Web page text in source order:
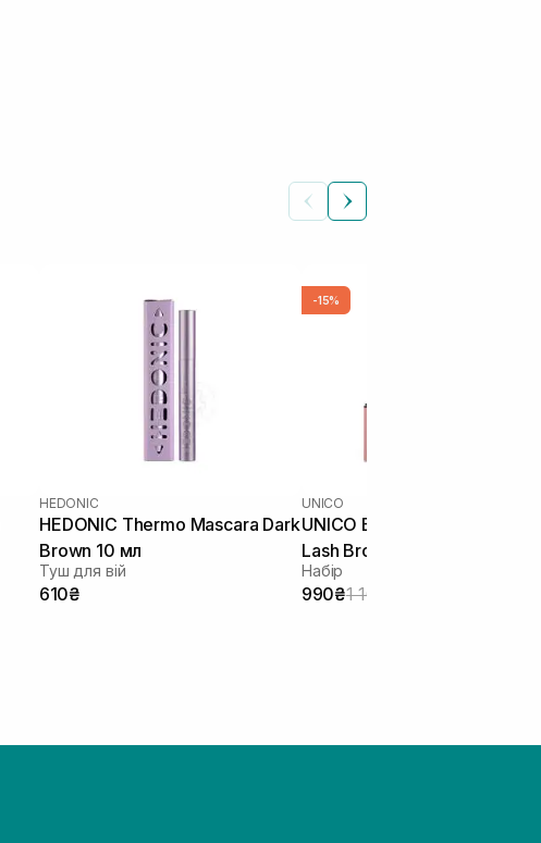
HEDONIC
HEDONIC Thermo Mascara Dark
Brown 10 мл
Туш для вій
610₴
-15%
UNICO
UNICO Brow MakeUp Kit and
Lash Brown
Набір
990₴1 160₴